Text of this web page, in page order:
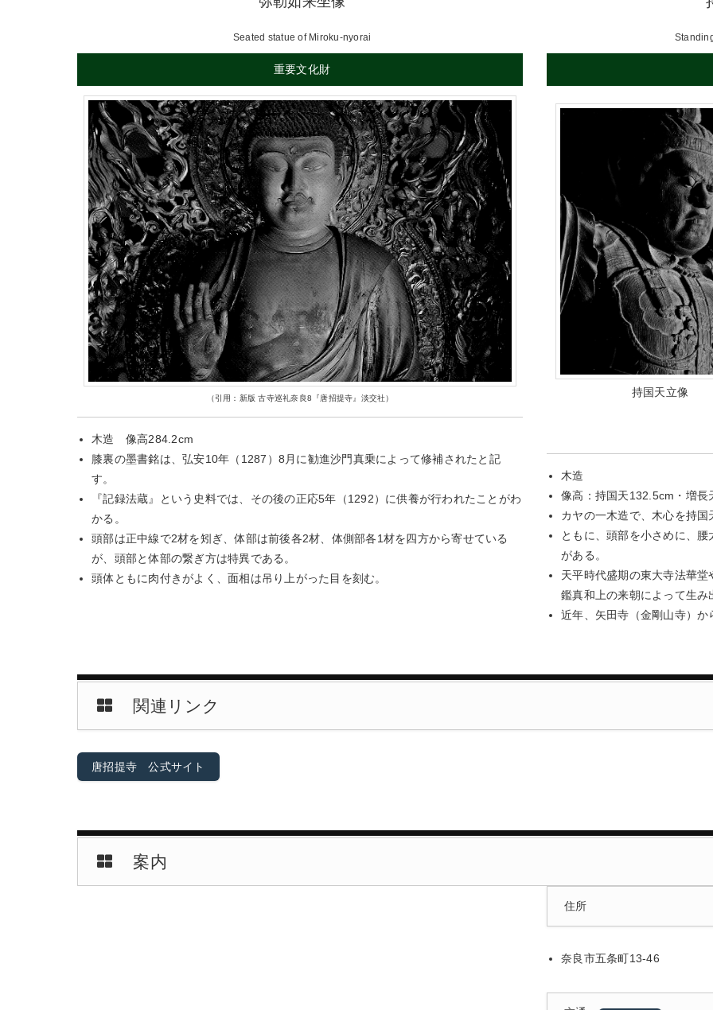
Seated statue of Miroku-nyorai
重要文化財
（引用：新版 古寺巡礼奈良8『唐招提寺』淡交社）
木造 像高284.2cm
膝裏の墨書銘は、弘安10年（1287）8月に勧進沙門真乗によって修補されたと記
す。
『記録法蔵』という史料では、その後の正応5年（1292）に供養が行われたことがわ
かる。
頭部は正中線で2材を矧ぎ、体部は前後各2材、体側部各1材を四方から寄せている
が、頭部と体部の繋ぎ方は特異である。
頭体ともに肉付きがよく、面相は吊り上がった目を刻む。
持国天立像
木造
像高：持国天132.5cm・増長
カヤの一木造で、木心を持国
ともに、頭部を小さめに、
がある。
天平時代盛期の東大寺法華堂
鑑真和上の来朝によって生み
近年、矢田寺（金剛山寺）か
関連リンク
唐招提寺 公式サイト
案内
住所
奈良市五条町13-46